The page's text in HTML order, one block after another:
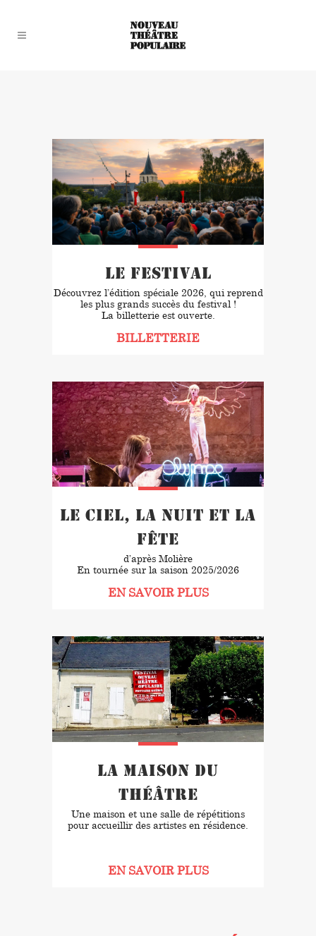
Le festival
Découvrez l’édition spéciale 2026, qui reprend
les plus grands succès du festival !
La billetterie est ouverte.
BILLETTERIE
Le Ciel, la nuit et la
fête
d’après Molière
En tournée sur la saison 2025/2026
EN SAVOIR PLUS
La maison du
théâtre
Une maison et une salle de répétitions
pour accueillir des artistes en résidence.
EN SAVOIR PLUS